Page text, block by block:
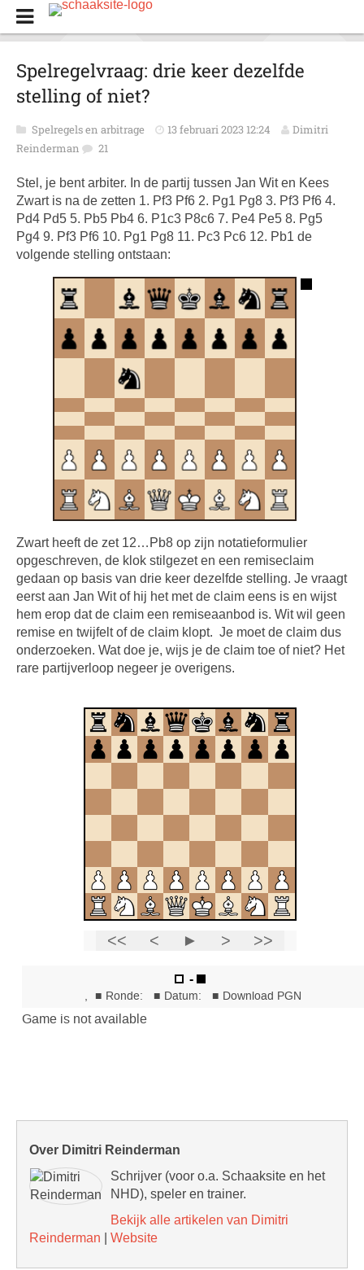
Spelregelvraag: drie keer dezelfde
stelling of niet?
Spelregels en arbitrage 13 februari 2023 12:24
Dimitri
Reinderman
21
Stel, je bent arbiter. In de partij tussen Jan Wit en Kees
Zwart is na de zetten 1. Pf3 Pf6 2. Pg1 Pg8 3. Pf3 Pf6 4.
Pd4 Pd5 5. Pb5 Pb4 6. P1c3 P8c6 7. Pe4 Pe5 8. Pg5
Pg4 9. Pf3 Pf6 10. Pg1 Pg8 11. Pc3 Pc6 12. Pb1 de
volgende stelling ontstaan:
Zwart heeft de zet 12…Pb8 op zijn notatieformulier
opgeschreven, de klok stilgezet en een remiseclaim
gedaan op basis van drie keer dezelfde stelling. Je vraagt
eerst aan Jan Wit of hij het met de claim eens is en wijst
hem erop dat de claim een remiseaanbod is. Wit wil geen
remise en twijfelt of de claim klopt. Je moet de claim dus
onderzoeken. Wat doe je, wijs je de claim toe of niet? Het
rare partijverloop negeer je overigens.
Over Dimitri Reinderman
Schrijver (voor o.a. Schaaksite en het
NHD), speler en trainer.
Bekijk alle artikelen van Dimitri
Reinderman
Website